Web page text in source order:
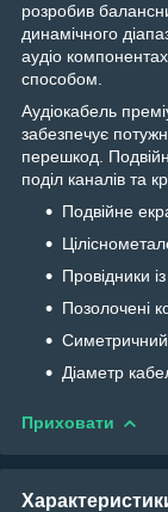
розробив
динамічного
аудіо
способом.
Аудіокабель
забезпечує
перешкод.
поділ каналів та
Подвійне
Провідники
Позолочені
Діаметр
Приховати